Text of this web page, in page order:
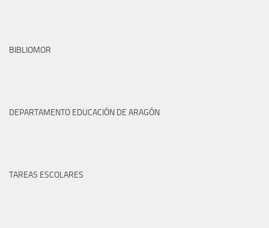
BIBLIOMOR
DEPARTAMENTO EDUCACIÓN DE ARAGÓN
TAREAS ESCOLARES